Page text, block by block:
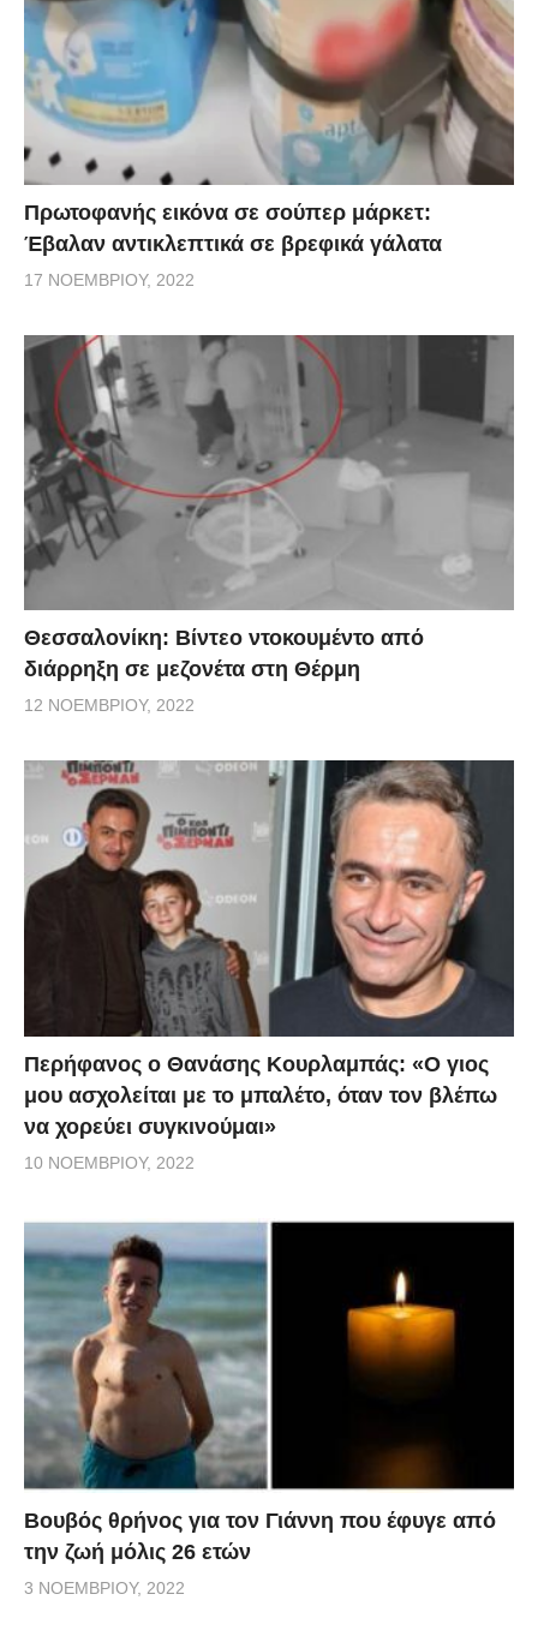
Πρωτοφανής εικόνα σε σούπερ μάρκετ:
Έβαλαν αντικλεπτικά σε βρεφικά γάλατα
17 ΝΟΕΜΒΡΊΟΥ, 2022
Θεσσαλονίκη: Βίντεο ντοκουμέντο από
διάρρηξη σε μεζονέτα στη Θέρμη
12 ΝΟΕΜΒΡΊΟΥ, 2022
Περήφανος ο Θανάσης Κουρλαμπάς: «Ο γιος
μου ασχολείται με το μπαλέτο, όταν τον βλέπω
να χορεύει συγκινούμαι»
10 ΝΟΕΜΒΡΊΟΥ, 2022
Βουβός θρήνος για τον Γιάννη που έφυγε από
την ζωή μόλις 26 ετών
3 ΝΟΕΜΒΡΊΟΥ, 2022